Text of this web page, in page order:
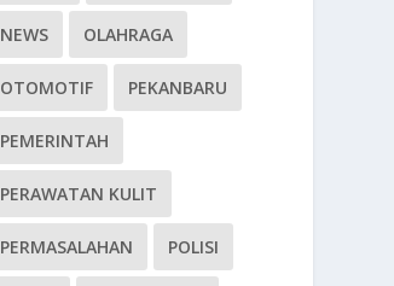
NEWS OLAHRAGA
OTOMOTIF PEKANBARU
PEMERINTAH
PERAWATAN KULIT
PERMASALAHAN POLISI